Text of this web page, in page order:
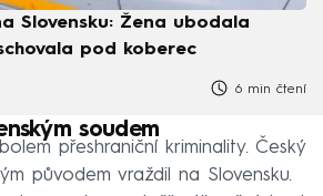
Slovensku: Žena ubodala
pod koberec
6 min čtení
soudem
přeshraniční kriminality. Český
původem vraždil na Slovensku.